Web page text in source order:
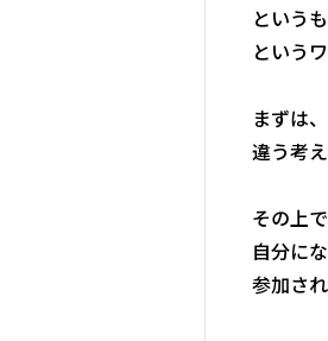
という
という
まずは
違う考
その上
自分に
参加さ